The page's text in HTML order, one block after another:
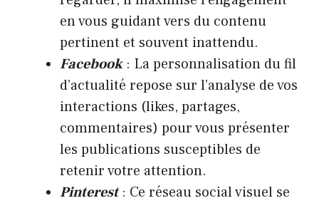
en vous guidant vers du contenu
pertinent et souvent inattendu.
Facebook: La personnalisation du fil
d’actualité repose sur l’analyse de vos
interactions (likes, partages,
commentaires) pour vous présenter
les publications susceptibles de
retenir votre attention.
Pinterest: Ce réseau social visuel se